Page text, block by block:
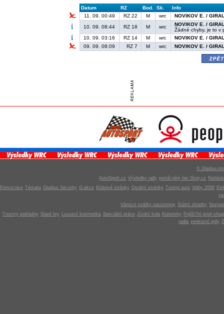
Datum RZ Bod. Sk.
Info
11. 09. 00:49
RZ 22 M wrc
NOVIKOV E. /
10. 09. 08:44
RZ 18 M wrc
NOVIKOV E. /
Žádné chyby, je to v
10. 09. 03:16
RZ 14 M wrc
NOVIKOV E. /
09. 09. 08:09
RZ 7 M wrc NOVIKOV E. /
© Gladius-
AutoSport.cz Výsledky rally portál plný her Stroj.cz
Pomocnice Témata Gladius Security G-akce Klubové stránky Osobní stránky Tuning auto Volby 2006
Vánoce svátky narozeniny Státní zkratky
Trezory pokladny Staré hry Luxusní kosmetika Speciální práce Jízdní kola Kulomety
Pojišt?ní proti
radla venkovní grily